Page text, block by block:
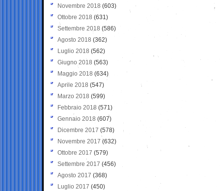
Novembre 2018 (603)
Ottobre 2018 (631)
Settembre 2018 (586)
Agosto 2018 (362)
Luglio 2018 (562)
Giugno 2018 (563)
Maggio 2018 (634)
Aprile 2018 (547)
Marzo 2018 (599)
Febbraio 2018 (571)
Gennaio 2018 (607)
Dicembre 2017 (578)
Novembre 2017 (632)
Ottobre 2017 (579)
Settembre 2017 (456)
Agosto 2017 (368)
Luglio 2017 (450)